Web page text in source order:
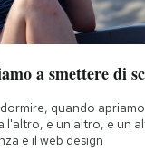
a smettere di
quando
l'altro, e un altro, e un
e il web design